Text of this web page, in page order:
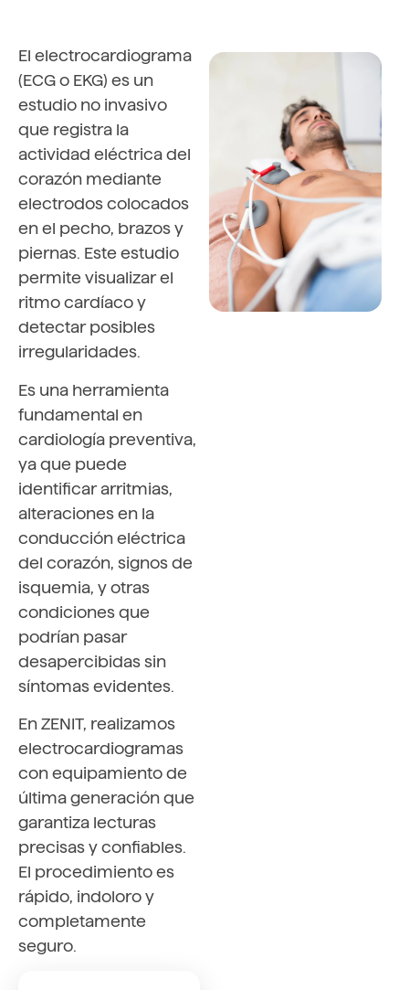
El electrocardiograma
(ECG o EKG) es un
estudio no invasivo
que registra la
actividad eléctrica del
corazón mediante
electrodos colocados
en el pecho, brazos y
piernas. Este estudio
permite visualizar el
ritmo cardíaco y
detectar posibles
irregularidades.
Es una herramienta
fundamental en
cardiología preventiva,
ya que puede
identificar arritmias,
alteraciones en la
conducción eléctrica
del corazón, signos de
isquemia, y otras
condiciones que
podrían pasar
desapercibidas sin
síntomas evidentes.
En ZENIT, realizamos
electrocardiogramas
con equipamiento de
última generación que
garantiza lecturas
precisas y confiables.
El procedimiento es
rápido, indoloro y
completamente
seguro.